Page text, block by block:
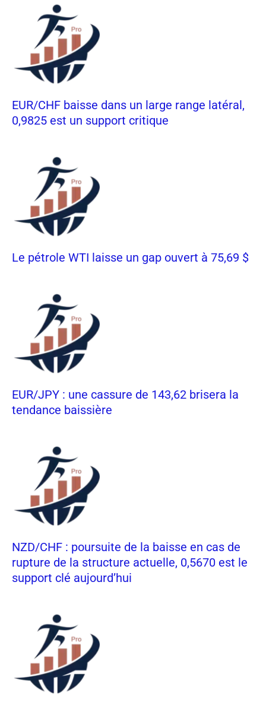
EUR/CHF baisse dans un large range latéral,
0,9825 est un support critique
Le pétrole WTI laisse un gap ouvert à 75,69 $
EUR/JPY : une cassure de 143,62 brisera la
tendance baissière
NZD/CHF : poursuite de la baisse en cas de
rupture de la structure actuelle, 0,5670 est le
support clé aujourd’hui